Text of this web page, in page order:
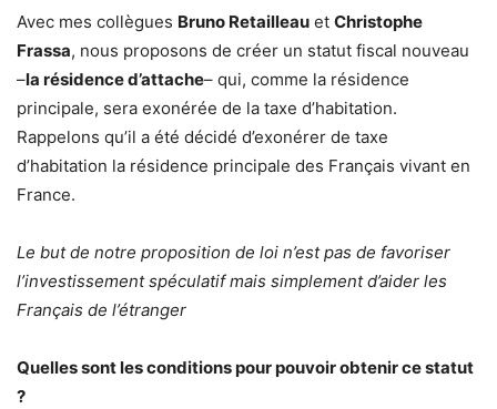
Avec mes collègues Bruno Retailleau et Christophe
Frassa, nous proposons de créer un statut fiscal nouveau
–la résidence d’attache– qui, comme la résidence
principale, sera exonérée de la taxe d’habitation.
Rappelons qu’il a été décidé d’exonérer de taxe
d’habitation la résidence principale des Français vivant en
France.
Le but de notre proposition de loi n’est pas de favoriser
l’investissement spéculatif mais simplement d’aider les
Français de l’étranger
Quelles sont les conditions pour pouvoir obtenir ce statut
?